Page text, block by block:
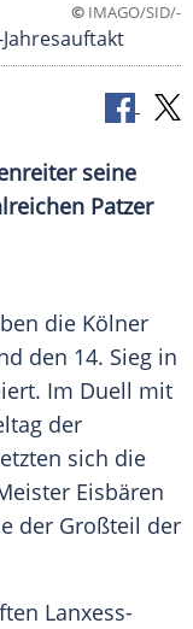
© IMAGO/SID/-
seine
Patzer
die Kölner
den 14. Sieg in
Im Duell mit
der
sich die
Eisbären
der Großteil der
Lanxess-